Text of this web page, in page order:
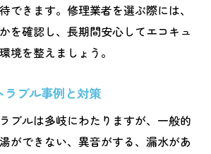
できます。修理業者を選ぶ際には、
を確認し、長期間安心してエコキュ
境を整えましょう。
ラブル事例と対策
ブルは多岐にわたりますが、一般的
ができない、異音がする、漏水があ